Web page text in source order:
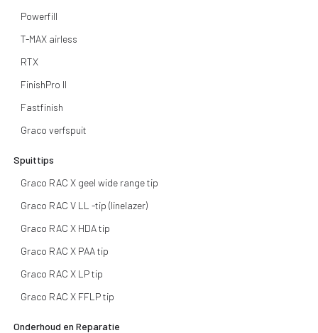
Powerfill
T-MAX airless
RTX
FinishPro II
Fastfinish
Graco verfspuit
Spuittips
Graco RAC X geel wide range tip
Graco RAC V LL -tip (linelazer)
Graco RAC X HDA tip
Graco RAC X PAA tip
Graco RAC X LP tip
Graco RAC X FFLP tip
Onderhoud en Reparatie